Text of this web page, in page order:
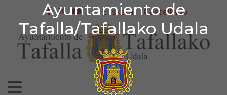
Ayuntamiento de
Tafalla/Tafallako Udala
Ir al contenido
Ayuntamiento de
facebook
twitter
youtube
Euskera Castellano